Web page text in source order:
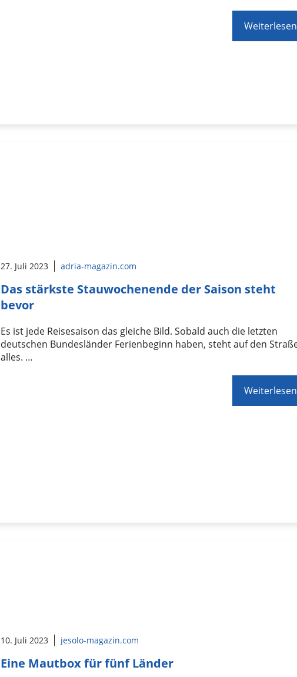
Weiterlesen
27. Juli 2023 adria-magazin.com
Das stärkste Stauwochenende der Saison steht
bevor
Es ist jede Reisesaison das gleiche Bild. Sobald auch die letzten
deutschen Bundesländer Ferienbeginn haben, steht auf den
alles. …
Weiterlesen
10. Juli 2023 jesolo-magazin.com
Eine Mautbox für fünf Länder